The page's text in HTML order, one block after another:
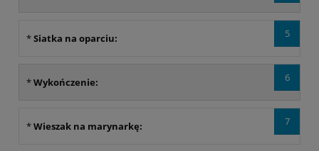
5
*Siatka na oparciu:
6
*Wykończenie:
7
*Wieszak na marynarkę: